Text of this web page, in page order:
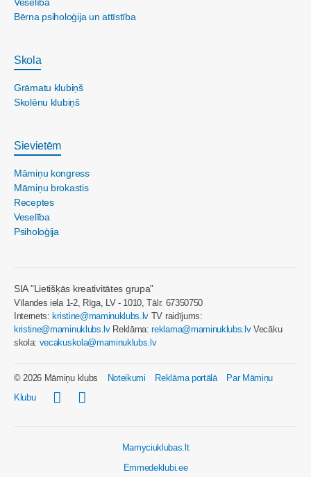
Bērna psiholoģija un attīstība
Skola
Grāmatu klubiņš
Skolēnu klubiņš
Sievietēm
Māmiņu kongress
Māmiņu brokastis
Receptes
Veselība
Psiholoģija
SIA "Lietišķās kreativitātes grupa"
Vīlandes iela 1-2, Rīga, LV - 1010, Tālr. 67350750
Internets: kristine@maminuklubs.lv TV raidījums:
kristine@maminuklubs.lvReklāma:reklama@maminuklubs.lvVecāku
skola: vecakuskola@maminuklubs.lv
© 2026 Māmiņu klubs Noteikumi Reklāma portālā
Par Māmiņu
Klubu
Mamyciuklubas.lt
Emmedeklubi.ee